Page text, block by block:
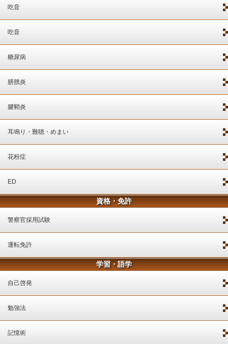
吃音
吃音
糖尿病
膀胱炎
腱鞘炎
耳鳴り・難聴・めまい
花粉症
ED
資格・免許
警察官採用試験
運転免許
学習・語学
自己啓発
勉強法
記憶術